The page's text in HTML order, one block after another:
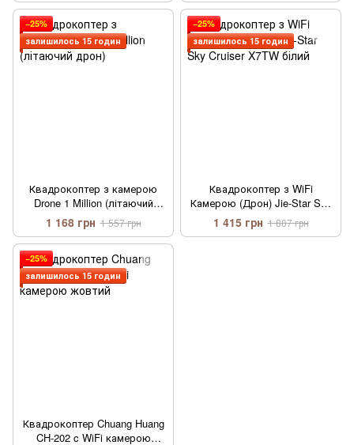
−25%
залишилось 15 годин
Квадрокоптер з камерою
Drone 1 Million (літаючий
дрон)
1 168 грн 1 557 грн
−25%
залишилось 15 годин
Квадрокоптер з WiFi
Камерою (Дрон) Jie-Star Sky
Cruiser X7TW білий
1 415 грн 1 887 грн
−25%
залишилось 15 годин
Квадрокоптер Chuang Huang
CH-202 c WiFi камерою